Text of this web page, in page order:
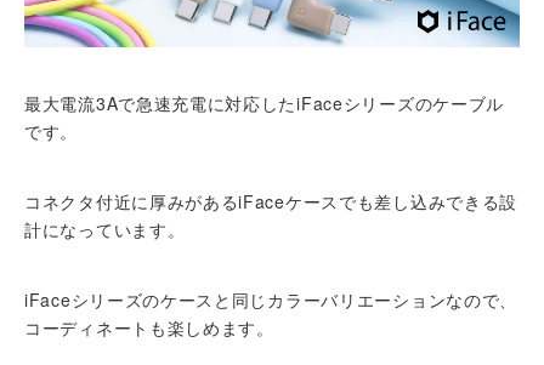
最大電流3Aで急速充電に対応したiFaceシリーズのケーブル
です。
コネクタ付近に厚みがあるiFaceケースでも差し込みできる設
計になっています。
iFaceシリーズのケースと同じカラーバリエーションなので、
コーディネートも楽しめます。